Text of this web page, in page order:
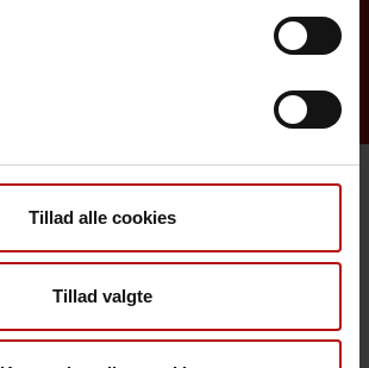
Tillad alle cookies
Tillad valgte